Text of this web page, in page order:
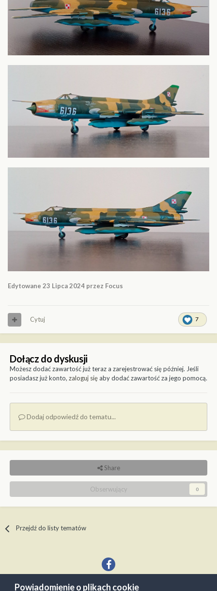
Edytowane 23 Lipca 2024 przez Focus
7
Cytuj
Dołącz do dyskusji
Możesz dodać zawartość już teraz a zarejestrować się później. Jeśli
posiadasz już konto, zaloguj sięaby dodać zawartość za jego pomocą.
Dodaj odpowiedź do tematu...
Share
Obserwujący 0
Przejdź do listy tematów
Język Kontakt
Powiadomienie o plikach cookie